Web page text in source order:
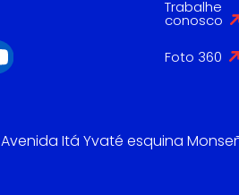
Trabalhe
conosco
Foto 360
Avenida Itá Yvaté esquina